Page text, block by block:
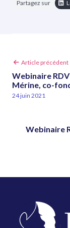
Partagez sur
Article
:
Article précédent
Webinaire
Mérine, co-
24 juin 2021
Webinaire